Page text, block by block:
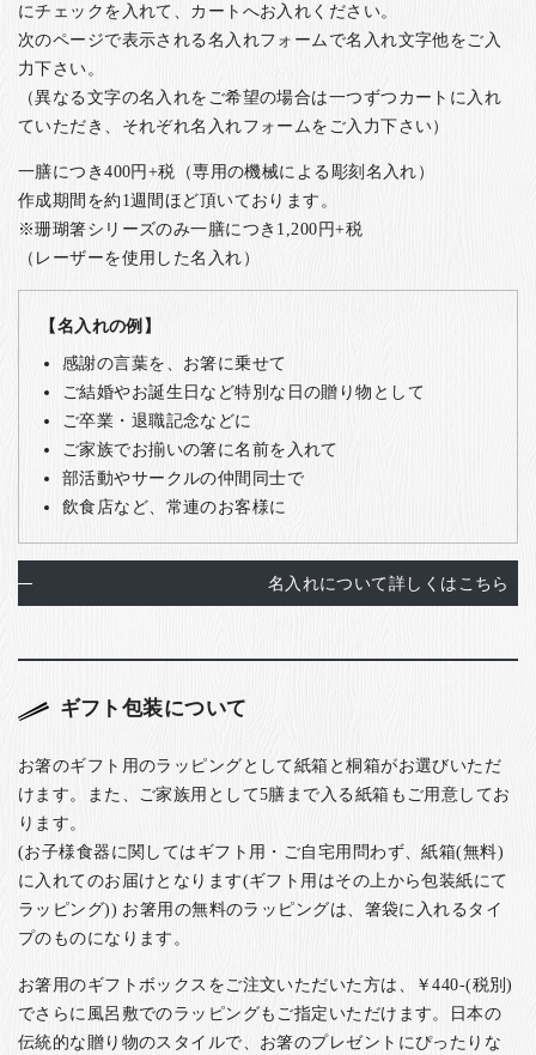
にチェックを入れて、カートへお入れください。
次のページで表示される名入れフォームで名入れ文字他をご入
力下さい。
（異なる文字の名入れをご希望の場合は一つずつカートに入れ
ていただき、それぞれ名入れフォームをご入力下さい）
一膳につき400円+税（専用の機械による彫刻名入れ）
作成期間を約1週間ほど頂いております。
※珊瑚箸シリーズのみ一膳につき1,200円+税
（レーザーを使用した名入れ）
【名入れの例】
感謝の言葉を、お箸に乗せて
ご結婚やお誕生日など特別な日の贈り物として
ご卒業・退職記念などに
ご家族でお揃いの箸に名前を入れて
部活動やサークルの仲間同士で
飲食店など、常連のお客様に
名入れについて詳しくはこちら
ギフト包装について
お箸のギフト用のラッピングとして紙箱と桐箱がお選びいただ
けます。また、ご家族用として5膳まで入る紙箱もご用意してお
ります。
(お子様食器に関してはギフト用・ご自宅用問わず、紙箱(無料)
に入れてのお届けとなります(ギフト用はその上から包装紙にて
ラッピング)) お箸用の無料のラッピングは、箸袋に入れるタイ
プのものになります。
お箸用のギフトボックスをご注文いただいた方は、￥440-(税別)
でさらに風呂敷でのラッピングもご指定いただけます。日本の
伝統的な贈り物のスタイルで、お箸のプレゼントにぴったりな